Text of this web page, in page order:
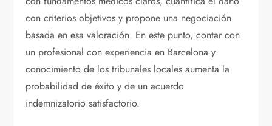
con criterios objetivos y propone una negociación
basada en esa valoración. En este punto, contar con
un profesional con experiencia en Barcelona y
conocimiento de los tribunales locales aumenta la
probabilidad de éxito y de un acuerdo
indemnizatorio satisfactorio.